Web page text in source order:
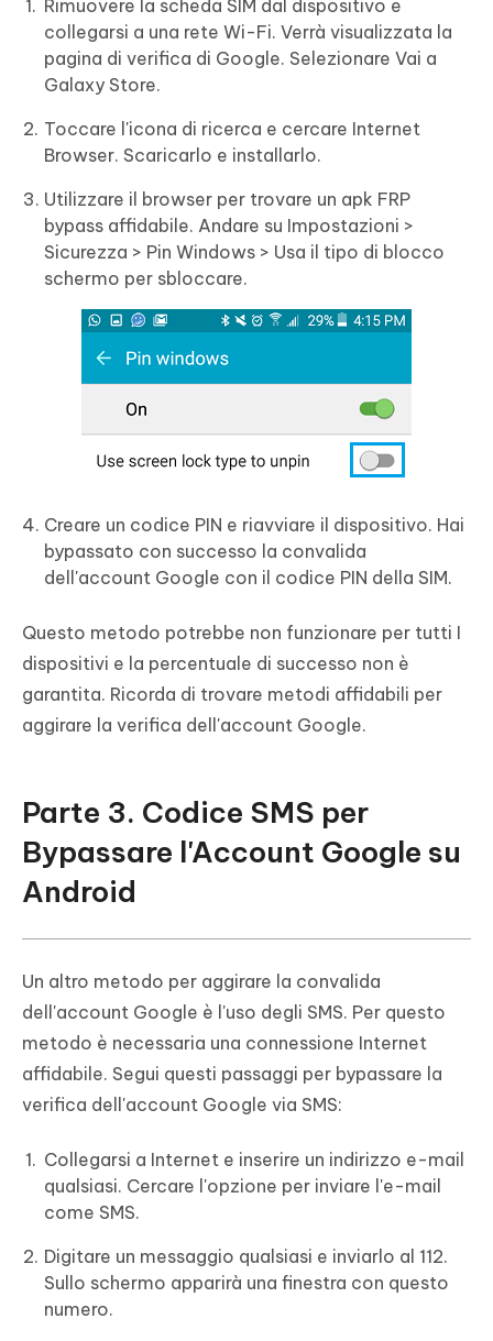
Rimuovere la scheda SIM dal dispositivo e
collegarsi a una rete Wi-Fi. Verrà visualizzata la
pagina di verifica di Google. Selezionare Vai a
Galaxy Store.
Toccare l'icona di ricerca e cercare Internet
Browser. Scaricarlo e installarlo.
Utilizzare il browser per trovare un apk FRP
bypass affidabile. Andare su Impostazioni >
Sicurezza > Pin Windows > Usa il tipo di blocco
schermo per sbloccare.
Creare un codice PIN e riavviare il dispositivo. Hai
bypassato con successo la convalida
dell'account Google con il codice PIN della SIM.
Questo metodo potrebbe non funzionare per tutti I
dispositivi e la percentuale di successo non è
garantita. Ricorda di trovare metodi affidabili per
aggirare la verifica dell'account Google.
Parte 3. Codice SMS per
Bypassare l'Account Google su
Android
Un altro metodo per aggirare la convalida
dell'account Google è l'uso degli SMS. Per questo
metodo è necessaria una connessione Internet
affidabile. Segui questi passaggi per bypassare la
verifica dell'account Google via SMS:
Collegarsi a Internet e inserire un indirizzo e-mail
qualsiasi. Cercare l'opzione per inviare l'e-mail
come SMS.
Digitare un messaggio qualsiasi e inviarlo al 112.
Sullo schermo apparirà una finestra con questo
numero.